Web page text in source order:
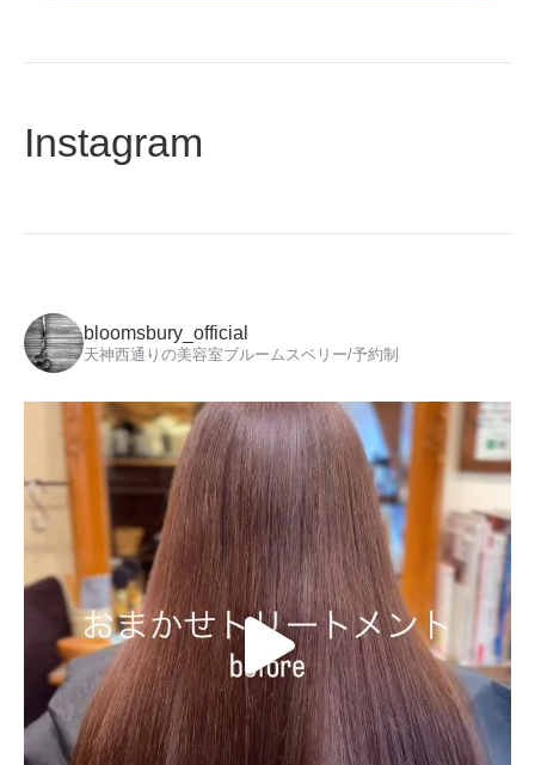
Instagram
bloomsbury_official
天神西通りの美容室ブルームスベリー/予約制